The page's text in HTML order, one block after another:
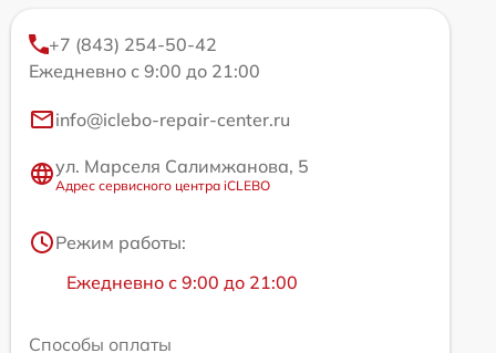
+7 (843) 254-50-42
Ежедневно с 9:00 до 21:00
info@iclebo-repair-center.ru
ул. Марселя Салимжанова, 5
Адрес сервисного центра iCLEBO
Режим работы:
Ежедневно с 9:00 до 21:00
Способы оплаты